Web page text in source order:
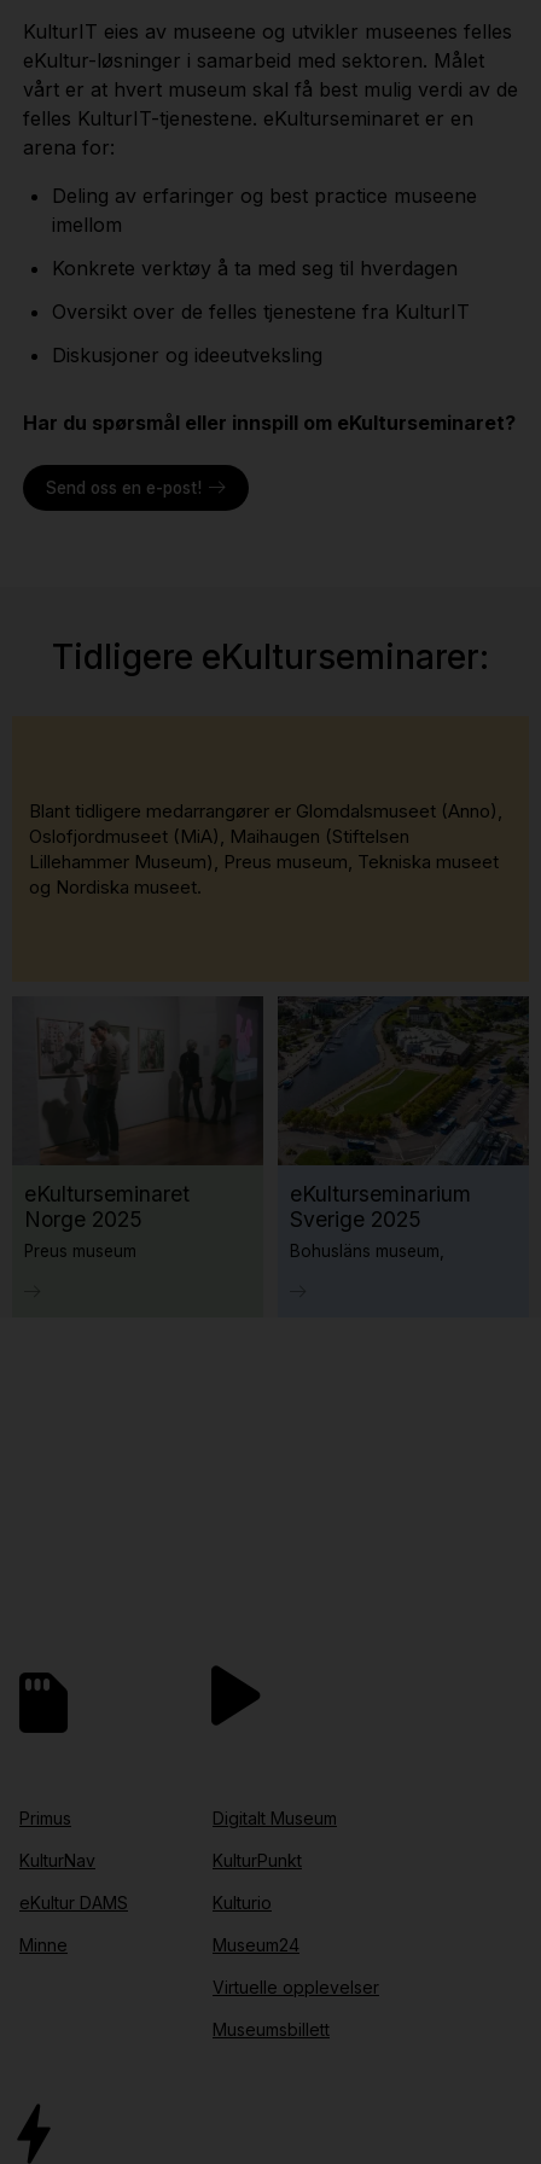
KulturIT eies av museene og utvikler museenes felles
eKultur-løsninger i samarbeid med sektoren. Målet
vårt er at hvert museum skal få best mulig verdi av de
felles KulturIT-tjenestene. eKulturseminaret er en
arena for:
Deling av erfaringer og best practice museene
imellom
Konkrete verktøy å ta med seg til hverdagen
Oversikt over de felles tjenestene fra KulturIT
Diskusjoner og ideeutveksling
Har du spørsmål eller innspill om eKulturseminaret?
Send oss en e-post!
Tidligere eKulturseminarer:
Blant tidligere medarrangører er Glomdalsmuseet (Anno),
Oslofjordmuseet (MiA), Maihaugen (Stiftelsen
Lillehammer Museum), Preus museum, Tekniska museet
og Nordiska museet.
eKulturseminaret
Norge 2025
Preus museum
eKulturseminarium
Sverige 2025
Bohusläns museum,
Primus
KulturNav
eKultur DAMS
Minne
Digitalt Museum
KulturPunkt
Kulturio
Museum24
Virtuelle opplevelser
Museumsbillett